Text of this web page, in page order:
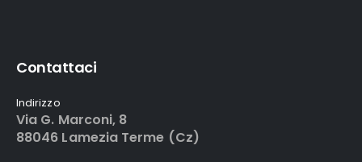
Contattaci
Indirizzo
Via G. Marconi, 8
88046 Lamezia Terme (Cz)